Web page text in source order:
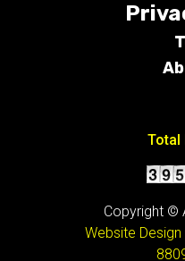
Total
Copyright ©
Website